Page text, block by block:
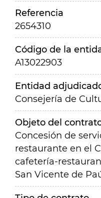
Referencia
2654310
Código de la
A13022903
Entidad
Consejería de
Objeto del
Concesión de
restaurante en el
cafetería-
San Vicente de